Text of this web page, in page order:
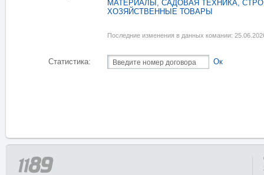
МАТЕРИАЛЫ , САДОВАЯ ТЕХНИКА,
ХОЗЯЙСТВЕННЫЕ ТОВАРЫ
Последние изменения в данных комании:
Статистика: Ок